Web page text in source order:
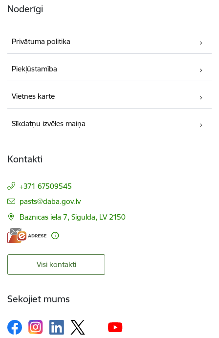
Noderīgi
Privātuma politika
Piekļūstamība
Vietnes karte
Sīkdatņu izvēles maiņa
Kontakti
+371 67509545
E-pasts:
pasts@daba.gov.lv
Baznīcas iela 7, Sigulda, LV 2150
Visi kontakti
Sekojiet mums